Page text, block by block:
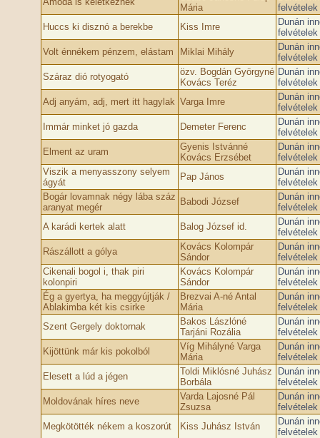
Mária
felvételek
Huccs ki disznó a berekbe
Kiss Imre
Dunán
felvételek
Volt énnékem pénzem, elástam
Miklai Mihály
Dunán
felvételek
Száraz dió rotyogató
özv. Bogdán Györgyné
Kovács Teréz
Dunán
felvételek
Adj anyám, adj, mert itt hagylak Varga Imre
Dunán
felvételek
Immár minket jó gazda
Demeter Ferenc
Dunán
felvételek
Elment az uram
Gyenis Istvánné
Kovács Erzsébet
Dunán
felvételek
Viszik a menyasszony selyem
ágyát
Pap János
Dunán
felvételek
Bogár lovamnak négy lába száz
aranyat megér
Babodi József
Dunán
felvételek
A karádi kertek alatt
Balog József id.
Dunán
felvételek
Rászállott a gólya
Kovács Kolompár
Sándor
Dunán
felvételek
Cikenali bogol i, thak piri
kolonpiri
Kovács Kolompár
Sándor
Dunán
felvételek
Ég a gyertya, ha meggyújtják /
Ablakimba két kis csirke
Brezvai A-né Antal
Mária
Dunán
felvételek
Szent Gergely doktornak
Bakos Lászlóné
Tarjáni Rozália
Dunán
felvételek
Kijöttünk már kis pokolból
Víg Mihályné Varga
Mária
Dunán
felvételek
Elesett a lúd a jégen
Toldi Miklósné Juhász
Borbála
Dunán
felvételek
Moldovának híres neve
Varda Lajosné Pál
Zsuzsa
Dunán
felvételek
Megkötötték nékem a koszorút
Kiss Juhász István
Dunán
felvételek